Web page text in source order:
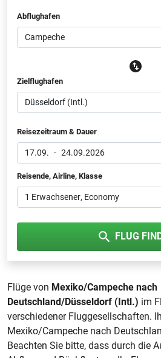
Abflughafen
Zielflughafen
Reisezeitraum & Dauer
17.09. - 24.09.2026
Reisende, Airline, Klasse
1 Erwachsener, Economy
FLUG
Flüge von Mexiko/Campeche nach
Deutschland/Düsseldorf (Intl.) im
verschiedener Fluggesellschaften.
Mexiko/Campeche nach
Beachten Sie bitte, dass durch die